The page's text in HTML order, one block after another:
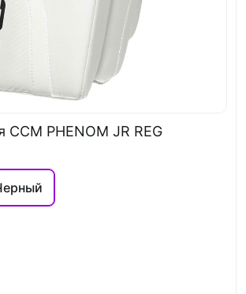
CCM PHENOM JR REG